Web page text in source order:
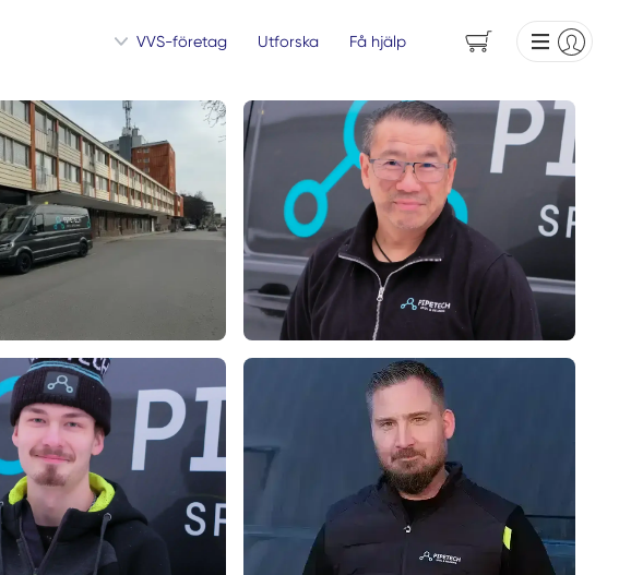
VVS-företag Utforska Få hjälp